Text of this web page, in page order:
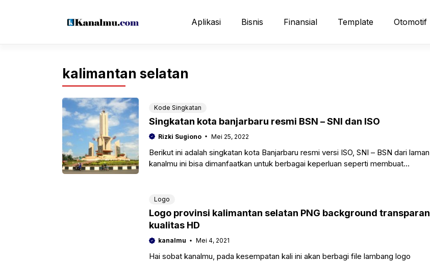
Aplikasi Bisnis Finansial Template Otomotif
kalimantan selatan
Kode Singkatan
Singkatan kota banjarbaru resmi BSN – SNI dan ISO
Rizki Sugiono Mei 25, 2022
Berikut ini adalah singkatan kota Banjarbaru resmi versi ISO, SNI – BSN dari laman
kanalmu ini bisa dimanfaatkan untuk berbagai keperluan seperti membuat
Logo
Logo provinsi kalimantan selatan PNG background transparan
kualitas HD
kanalmu Mei 4, 2021
Hai sobat kanalmu, pada kesempatan kali ini akan berbagi file lambang logo